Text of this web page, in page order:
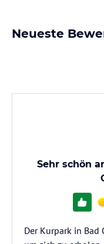
Neueste
Sehr schön
Der Kurpark in Bad